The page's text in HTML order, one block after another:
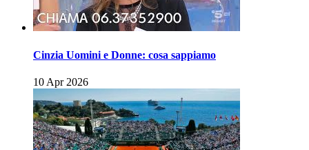
Cinzia Uomini e Donne: cosa sappiamo
10 Apr 2026